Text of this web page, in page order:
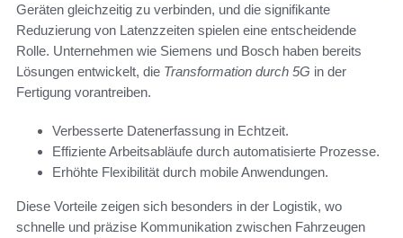
Geräten gleichzeitig zu verbinden, und die signifikante
Reduzierung von Latenzzeiten spielen eine entscheidende
Rolle. Unternehmen wie Siemens und Bosch haben bereits
Lösungen entwickelt, die Transformation durch 5G in der
Fertigung vorantreiben.
Verbesserte Datenerfassung in Echtzeit.
Effiziente Arbeitsabläufe durch automatisierte Prozesse.
Erhöhte Flexibilität durch mobile Anwendungen.
Diese Vorteile zeigen sich besonders in der Logistik, wo
schnelle und präzise Kommunikation zwischen Fahrzeugen